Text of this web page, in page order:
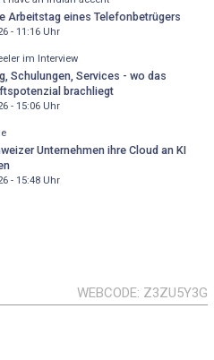
Arbeitstag eines Telefonbetrügers
- 11:16Uhr
im Interview
Schulungen, Services - wo das
brachliegt
- 15:06Uhr
Unternehmen ihre Cloud an KI
- 15:48Uhr
WEBCODE Z3ZU5Y3G